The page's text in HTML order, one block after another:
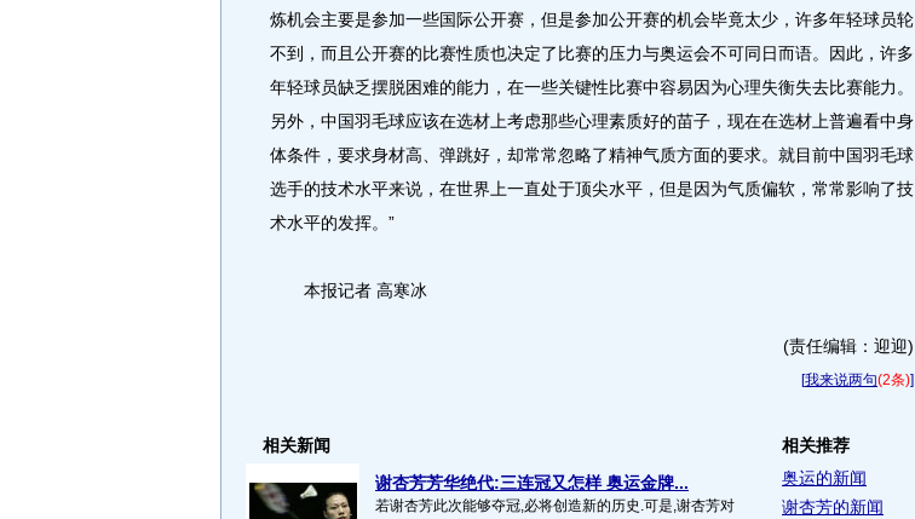
炼机会主要是参加一些国际公开赛，但是参加公开赛的机会毕竟太少，许多年轻球员轮
不到，而且公开赛的比赛性质也决定了比赛的压力与奥运会不可同日而语。因此，许多
年轻球员缺乏摆脱困难的能力，在一些关键性比赛中容易因为心理失衡失去比赛能力。
另外，中国羽毛球应该在选材上考虑那些心理素质好的苗子，现在在选材上普遍看中身
体条件，要求身材高、弹跳好，却常常忽略了精神气质方面的要求。就目前中国羽毛球
选手的技术水平来说，在世界上一直处于顶尖水平，但是因为气质偏软，常常影响了技
术水平的发挥。”
本报记者 高寒冰
(责任编辑：迎迎)
[我来说两句(2条)]
相关新闻
谢杏芳芳华绝代:三连冠又怎样 奥运金牌...
若谢杏芳此次能够夺冠,必将创造新的历史.可是,谢杏芳对
相关推荐
奥运的新闻
谢杏芳的新闻